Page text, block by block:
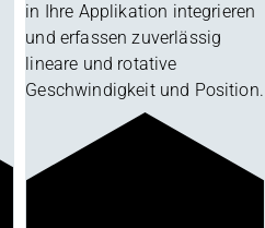
in Ihre Applikation integrieren
und erfassen zuverlässig
lineare und rotative
Geschwindigkeit und Position.